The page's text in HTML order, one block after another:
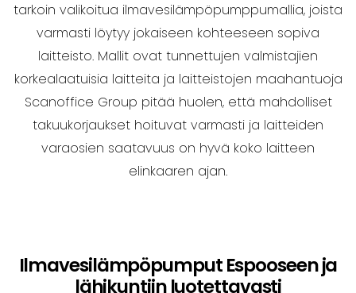
tarkoin valikoitua ilmavesilämpöpumppumallia, joista
varmasti löytyy jokaiseen kohteeseen sopiva
laitteisto. Mallit ovat tunnettujen valmistajien
korkealaatuisia laitteita ja laitteistojen maahantuoja
Scanoffice Group pitää huolen, että mahdolliset
takuukorjaukset hoituvat varmasti ja laitteiden
varaosien saatavuus on hyvä koko laitteen
elinkaaren ajan.
Ilmavesilämpöpumput Espooseen ja
lähikuntiin luotettavasti